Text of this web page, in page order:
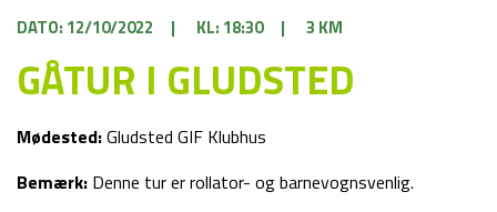
DATO: 12/10/2022 | KL: 18:30 | 3 KM
GÅTUR I GLUDSTED
Mødested:Gludsted GIF Klubhus
Bemærk: Denne tur er rollator- og barnevognsvenlig.